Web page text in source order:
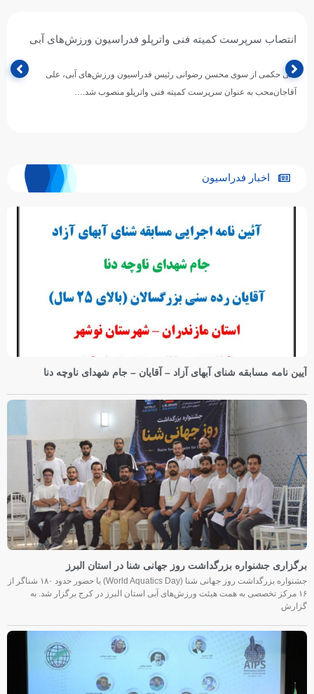
انتصاب سرپرست کمیته فنی واترپلو فدراسیون ورزش‌های آبی
طی حکمی از سوی محسن رضوانی رئیس فدراسیون ورزش‌های آبی، علی
آقاجان‌محب به عنوان سرپرست کمیته فنی واترپلو منصوب شد.…
اخبار فدراسیون
آیین نامه مسابقه شنای آبهای آزاد – آقایان – جام شهدای ناوچه دنا
برگزاری جشنواره بزرگداشت روز جهانی شنا در استان البرز
جشنواره بزرگداشت روز جهانی شنا (World Aquatics Day) با حضور حدود ۱۸۰ شناگر از
۱۶ مرکز تخصصی به همت هیئت ورزش‌های آبی استان البرز در کرج برگزار شد. به
گزارش